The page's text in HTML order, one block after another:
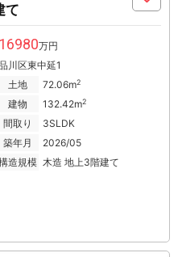
て
16980万円
川区東中延1
土地
72.06m2
建物 132.42m2
間取り
3SLDK
築年月
2026/05
造規模 木造 地上3階建て